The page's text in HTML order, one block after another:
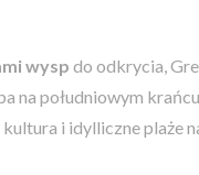
wysp do odkrycia,
na południowym
i idylliczne plaże